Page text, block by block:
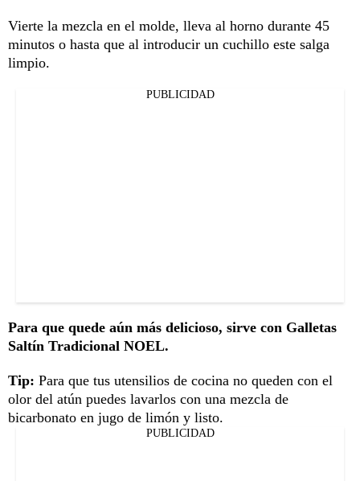
Vierte la mezcla en el molde, lleva al horno durante 45
minutos o hasta que al introducir un cuchillo este salga
limpio.
PUBLICIDAD
Para que quede aún más delicioso, sirve con Galletas
Saltín Tradicional NOEL.
Tip: Para que tus utensilios de cocina no queden con el
olor del atún puedes lavarlos con una mezcla de
bicarbonato en jugo de limón y listo.
PUBLICIDAD